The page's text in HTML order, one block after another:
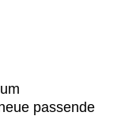
passende